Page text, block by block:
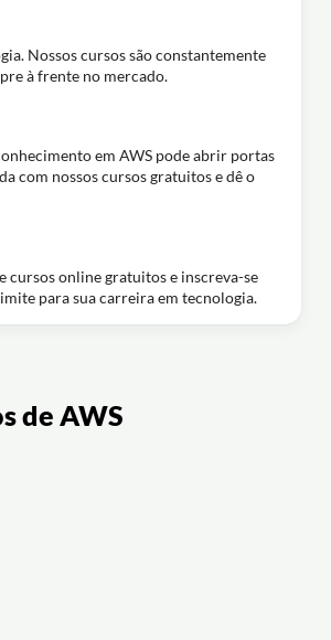
Nossos cursos são constantemente
à frente no mercado.
em AWS pode abrir portas
com nossos cursos gratuitos e dê o
cursos online gratuitos e inscreva-se
para sua carreira em tecnologia.
de AWS